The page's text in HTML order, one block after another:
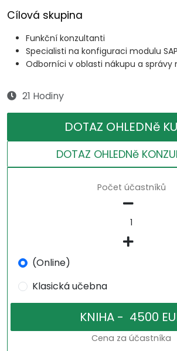
Cílová skupina
Funkční konzultanti
Specialisti na konfiguraci modulu
Odborníci v oblasti nákupu a správy
21 Hodiny
DOTAZ OHLEDNě
DOTAZ OHLEDNě
Počet účastníků
(Online)
Klasická učebna
Cena za účastníka